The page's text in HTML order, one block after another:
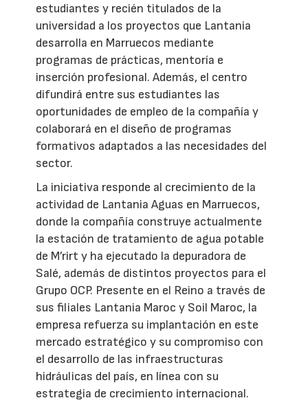
estudiantes y recién titulados de la
universidad a los proyectos que Lantania
desarrolla en Marruecos mediante
programas de prácticas, mentoría e
inserción profesional. Además, el centro
difundirá entre sus estudiantes las
oportunidades de empleo de la compañía y
colaborará en el diseño de programas
formativos adaptados a las necesidades del
sector.
La iniciativa responde al crecimiento de la
actividad de Lantania Aguas en Marruecos,
donde la compañía construye actualmente
la estación de tratamiento de agua potable
de M’rirt y ha ejecutado la depuradora de
Salé, además de distintos proyectos para el
Grupo OCP. Presente en el Reino a través de
sus filiales Lantania Maroc y Soil Maroc, la
empresa refuerza su implantación en este
mercado estratégico y su compromiso con
el desarrollo de las infraestructuras
hidráulicas del país, en línea con su
estrategia de crecimiento internacional.